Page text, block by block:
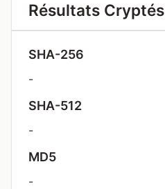
Résultats Cryptés
SHA-256
-
SHA-512
-
MD5
-